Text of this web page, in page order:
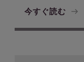
今すぐ読む